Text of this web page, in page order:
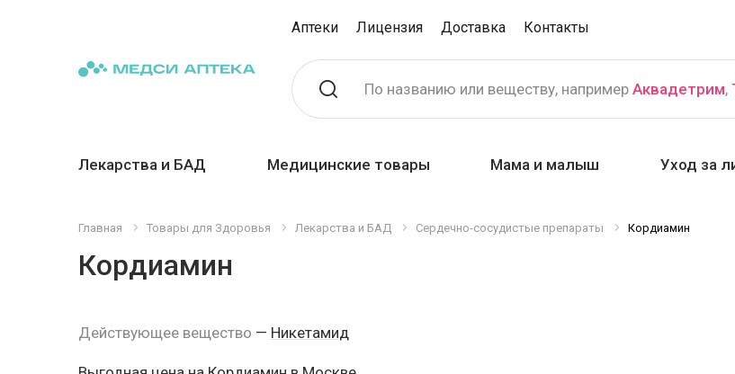
Аптеки Лицензия Доставка Контакты
По названию или веществу, например Аквадетрим,
Лекарства и БАД Медицинские товары Мама и малыш Уход за
Главная Товары для Здоровья Лекарства и БАД Сердечно-сосудистые препараты Кордиамин
Кордиамин
Действующее вещество — Никетамид